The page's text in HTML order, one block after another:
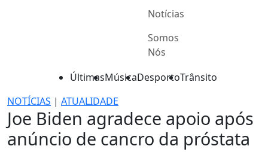
Notícias
Somos
Nós
ÚltimasMúsicaDesportoTrânsito
NOTÍCIAS | ATUALIDADE
Joe Biden agradece apoio após
anúncio de cancro da próstata